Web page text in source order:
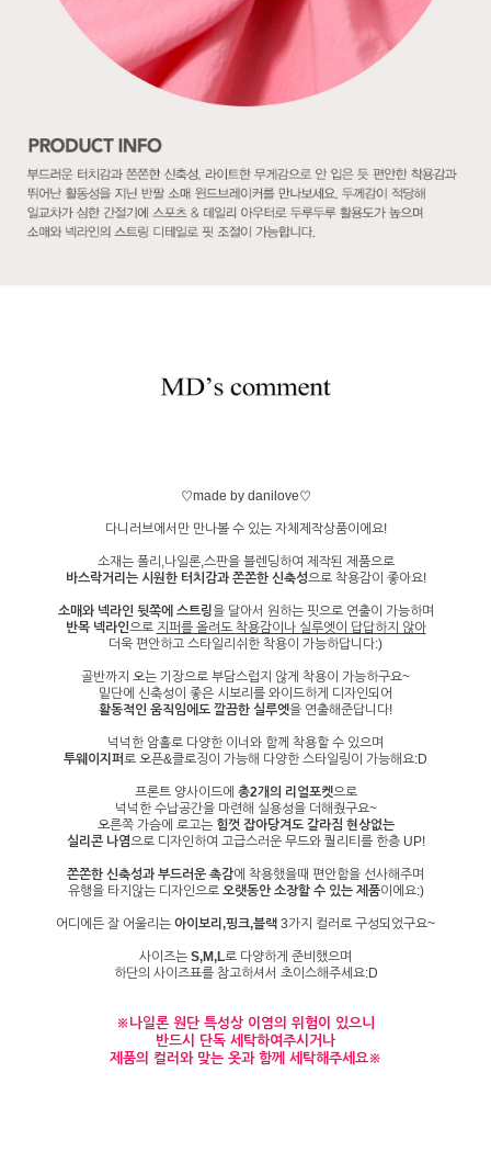
♡made by danilove♡
다니러브에서만 만나볼 수 있는 자체제작상품이에요!
소재는 폴리,나일론,스판을 블렌딩하여 제작된 제품으로
바스락거리는 시원한 터치감과 쫀쫀한 신축성으로 착용감이 좋아요!
소매와 넥라인 뒷쪽에 스트링을 달아서 원하는 핏으로 연출이 가능하며
반목 넥라인으로 지퍼를 올려도 착용감이나 실루엣이 답답하지 않아
더욱 편안하고 스타일리쉬한 착용이 가능하답니다:)
골반까지 오는 기장으로 부담스럽지 않게 착용이 가능하구요~
밑단에 신축성이 좋은 시보리를 와이드하게 디자인되어
활동적인 움직임에도 깔끔한 실루엣을 연출해준답니다!
넉넉한 암홀로 다양한 이너와 함께 착용할 수 있으며
투웨이지퍼로 오픈&클로징이 가능해 다양한 스타일링이 가능해요:D
프론트 양사이드에 총2개의 리얼포켓으로
넉넉한 수납공간을 마련해 실용성을 더해줬구요~
오른쪽 가슴에 로고는 힘껏 잡아당겨도 갈라짐 현상없는
실리콘 나염으로 디자인하여 고급스러운 무드와 퀄리티를 한층 UP!
쫀쫀한 신축성과 부드러운 촉감에 착용했을때 편안함을 선사해주며
유행을 타지않는 디자인으로 오랫동안 소장할 수 있는 제품이에요:)
어디에든 잘 어울리는 아이보리,핑크,블랙 3가지 컬러로 구성되었구요~
사이즈는 S,M,L로 다양하게 준비했으며
하단의 사이즈표를 참고하셔서 초이스해주세요:D
※나일론 원단 특성상 이염의 위험이 있으니
반드시 단독 세탁하여주시거나
제품의 컬러와 맞는 옷과 함께 세탁해주세요※